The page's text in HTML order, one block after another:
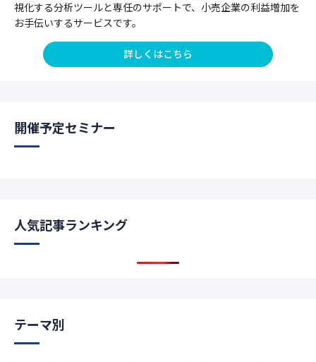
視化する分析ツールと専任のサポートで、小売企業の利益増加を
お手伝いするサービスです。
詳しくはこちら
開催予定セミナー
人気記事ランキング
テーマ別